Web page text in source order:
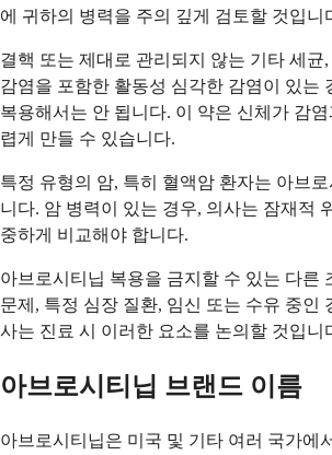
에 귀하의 병력을 주의 깊게 검토할 것입니
결핵 또는 제대로 관리되지 않는 기타 세균
감염을 포함한 활동성 심각한 감염이 있는
복용해서는 안 됩니다. 이 약은 신체가 감
렵게 만들 수 있습니다.
특정 유형의 암, 특히 혈액암 환자는 아브
니다. 암 병력이 있는 경우, 의사는 잠재적
중하게 비교해야 합니다.
아브로시티닙 복용을 금지할 수 있는 다른
문제, 특정 심장 질환, 임신 또는 수유 중인
사는 진료 시 이러한 요소를 논의할 것입니
아브로시티닙 브랜드 이름
아브로시티닙은 미국 및 기타 여러 국가에